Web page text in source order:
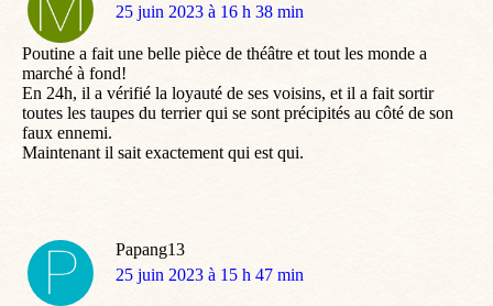
dit
25 juin 2023 à 16 h 38 min
Poutine a fait une belle pièce de théâtre et tout les monde a
marché à fond!
En 24h, il a vérifié la loyauté de ses voisins, et il a fait sortir
toutes les taupes du terrier qui se sont précipités au côté de son
faux ennemi.
Maintenant il sait exactement qui est qui.
Papang13
dit
25 juin 2023 à 15 h 47 min